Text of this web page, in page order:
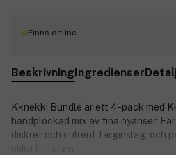
Finns online
BeskrivningIngredienser
Kknekki Bundle är ett 4-pack med
handplockad mix av fina nyanser.
diskret och stilrent färginslag, och
olika tillfällen.